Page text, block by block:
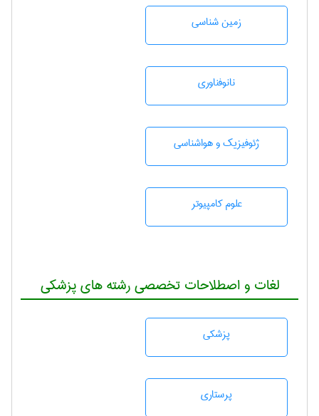
زمين شناسی
نانوفناوری
ژئوفيزيك و هواشناسی
علوم کامپیوتر
لغات و اصطلاحات تخصصی رشته های پزشکی
پزشكی
پرستاری